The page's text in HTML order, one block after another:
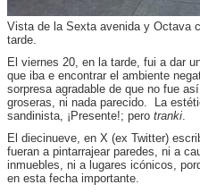
Vista de la Sexta avenida y Octava
tarde.
El viernes 20, en la tarde, fui a dar
que iba e encontrar el ambiente
sorpresa agradable de que no fue
groseras, ni nada parecido. La
sandinista, ¡Presente!; pero tranki.
El diecinueve, en X (ex Twitter)
fueran a pintarrajear paredes, ni a
inmuebles, ni a lugares icónicos,
en esta fecha importante.